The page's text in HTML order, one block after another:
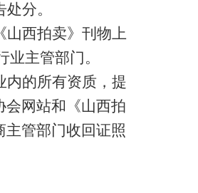
分。
山西拍卖》刊物上
主管部门。
内的所有资质，提
会网站和《山西拍
管部门收回证照